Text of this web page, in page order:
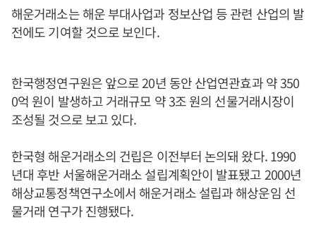
해운거래소는 해운 부대사업과 정보산업 등 관련 산업의 발
전에도 기여할 것으로 보인다.
한국행정연구원은 앞으로 20년 동안 산업연관효과 약 350
0억 원이 발생하고 거래규모 약 3조 원의 선물거래시장이
조성될 것으로 보고 있다.
한국형 해운거래소의 건립은 이전부터 논의돼 왔다. 1990
년대 후반 서울해운거래소 설립계획안이 발표됐고 2000년
해상교통정책연구소에서 해운거래소 설립과 해상운임 선
물거래 연구가 진행됐다.